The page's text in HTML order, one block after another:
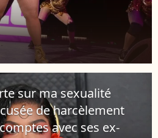
sur ma sexualité
de harcèlement
avec ses ex-